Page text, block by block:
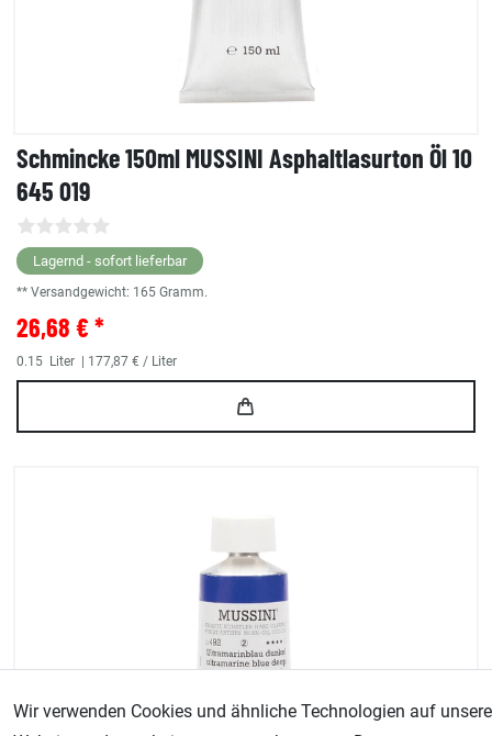
Schmincke 150ml MUSSINI Asphaltlasurton Öl 10
645 019
Lagernd - sofort lieferbar
** Versandgewicht: 165 Gramm.
26,68 € *
0.15 Liter | 177,87 € / Liter
Wir verwenden Cookies und ähnliche Technologien auf